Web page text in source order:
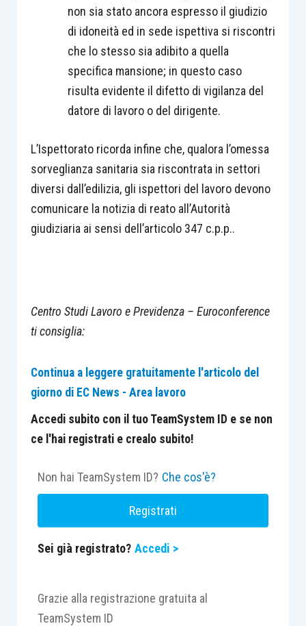
non sia stato ancora espresso il giudizio
di idoneità ed in sede ispettiva si riscontri
che lo stesso sia adibito a quella
specifica mansione; in questo caso
risulta evidente il difetto di vigilanza del
datore di lavoro o del dirigente.
L’Ispettorato ricorda infine che, qualora l’omessa
sorveglianza sanitaria sia riscontrata in settori
diversi dall’edilizia, gli ispettori del lavoro devono
comunicare la notizia di reato all’Autorità
giudiziaria ai sensi dell’articolo 347 c.p.p..
Centro Studi Lavoro e Previdenza – Euroconference
ti consiglia:
Continua a leggere gratuitamente l'articolo del
giorno di EC News - Area lavoro
Accedi subito con il tuo TeamSystem ID e se non
ce l'hai registrati e crealo subito!
Non hai TeamSystem ID? Che cos'è?
Registrati
Sei già registrato? Accedi >
Grazie alla registrazione gratuita al
TeamSystem ID